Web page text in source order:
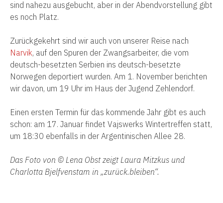
sind nahezu ausgebucht, aber in der Abendvorstellung gibt
es noch Platz.
Zurückgekehrt sind wir auch von unserer Reise nach
Narvik, auf den Spuren der Zwangsarbeiter, die vom
deutsch-besetzten Serbien ins deutsch-besetzte
Norwegen deportiert wurden. Am 1. November berichten
wir davon, um 19 Uhr im Haus der Jugend Zehlendorf.
Einen ersten Termin für das kommende Jahr gibt es auch
schon: am 17. Januar findet Vajswerks Wintertreffen statt,
um 18:30 ebenfalls in der Argentinischen Allee 28.
Das Foto von © Lena Obst zeigt Laura Mitzkus und
Charlotta Bjelfvenstam in „zurück.bleiben“.